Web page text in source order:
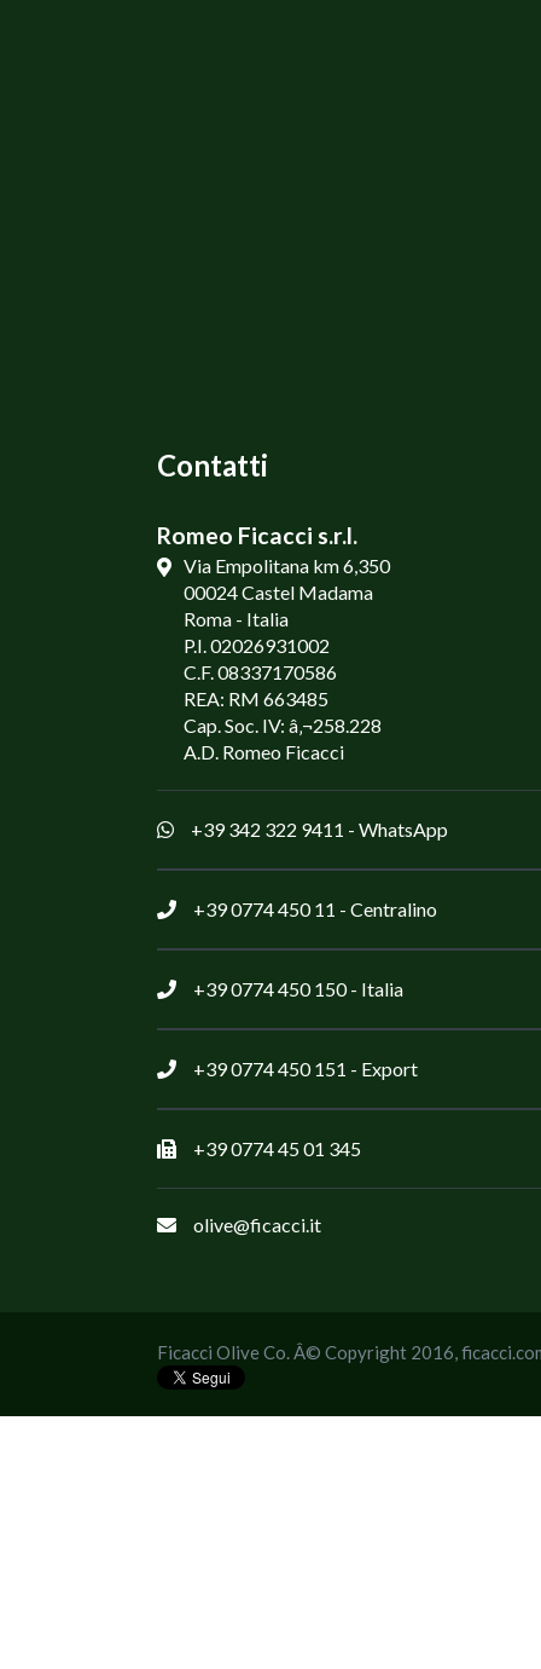
Contatti
Romeo Ficacci s.r.l.
Via Empolitana km 6,350
00024 Castel Madama
Roma - Italia
P.I. 02026931002
C.F. 08337170586
REA: RM 663485
Cap. Soc. IV: â‚¬258.228
A.D. Romeo Ficacci
+39 342 322 9411 - WhatsApp
+39 0774 450 11 - Centralino
+39 0774 450 150- Italia
+39 0774 450 151 - Export
+39 0774 45 01 345
olive@ficacci.it
Ficacci Olive Co. Â© Copyright 2016,